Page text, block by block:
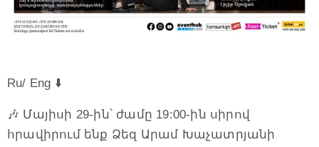
Ru/ Eng ⬇️
🎶 Մայիսի 29-ին՝ ժամը 19:00-ին սիրով
հրավիրում ենք Ձեզ Արամ Խաչատրյանի